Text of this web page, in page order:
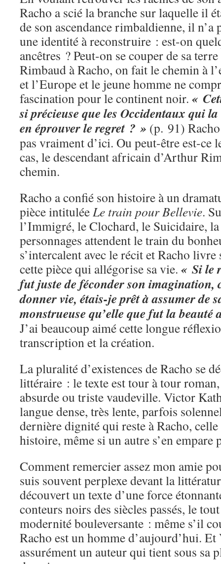
Racho a scié la branche sur laquelle il
de son ascendance rimbaldienne, il n’a
une identité à reconstruire : est-on
ancêtres ? Peut-on se couper de sa
Rimbaud à Racho, on fait le chemin à
et l’Europe et le jeune homme ne
fascination pour le continent noir. «
si précieuse que les Occidentaux qui
en éprouver le regret ? » (p. 91)
pas vraiment d’ici. Ou peut-être est-ce
cas, le descendant africain d’Arthur
chemin.
Racho a confié son histoire à un
pièce intituléeLe train pour Bellevie.
l’Immigré, le Clochard, le Suicidaire, la
personnages attendent le train du
s’intercalent avec le récit et Racho
cette pièce qui allégorise sa vie. « Si le
fut juste de féconder son imagination,
donner vie, étais-je prêt à assumer de
monstrueuse qu’elle que fut la
J’ai beaucoup aimé cette longue
transcription et la création.
La pluralité d’existences de Racho se
littéraire : le texte est tour à tour
absurde ou triste vaudeville. Victor
langue dense, très lente, parfois
dernière dignité qui reste à Racho,
histoire, même si un autre s’en empare
Comment remercier assez mon amie
suis souvent perplexe devant la
découvert un texte d’une force
conteurs noirs des siècles passés, le
modernité bouleversante : même s’il
Racho est un homme d’aujourd’hui.
assurément un auteur qui tient sous sa